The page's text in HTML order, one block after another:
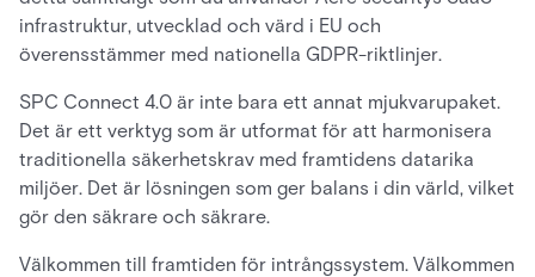
infrastruktur, utvecklad och värd i EU och
överensstämmer med nationella GDPR-riktlinjer.
SPC Connect 4.0 är inte bara ett annat mjukvarupaket.
Det är ett verktyg som är utformat för att harmonisera
traditionella säkerhetskrav med framtidens datarika
miljöer. Det är lösningen som ger balans i din värld, vilket
gör den säkrare och säkrare.
Välkommen till framtiden för intrångssystem. Välkommen